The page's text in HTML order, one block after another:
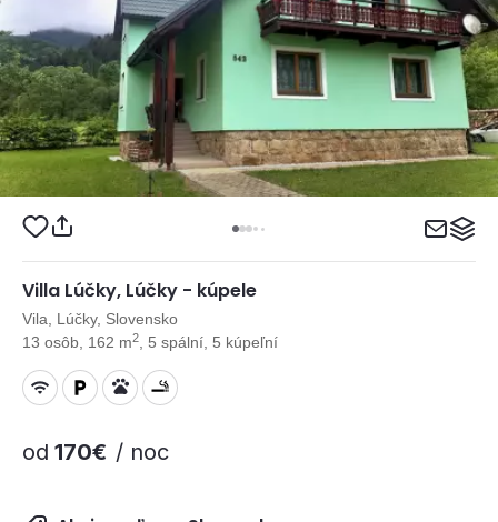
Villa Lúčky, Lúčky - kúpele
Vila, Lúčky, Slovensko
13 osôb, 162 m2 , 5 spální, 5 kúpeľní
od 170€ / noc